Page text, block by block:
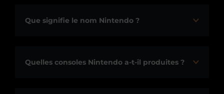
Que signifie le nom Nintendo ?
Quelles consoles Nintendo a-t-il produites ?